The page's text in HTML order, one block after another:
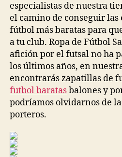
especialistas de nuestra
el camino de conseguir las
fútbol más baratas para
a tu club. Ropa de Fútbol
afición por el futsal no ha
los últimos años, en
encontrarás zapatillas de
futbol baratasbalones y
podríamos olvidarnos de
porteros.